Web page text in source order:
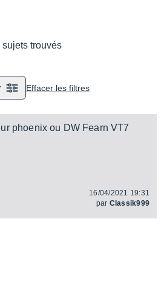
nécessaires aux
production musicale : Micro et
prise de son, convertisseurs et
pour l'enregistrement, console,
d'effets pour le mixage, et bien
sujets trouvés
Effacer les filtres
phoenix ou DW Fearn VT7
16/04/2021 19:31
par Classik999